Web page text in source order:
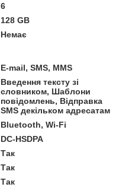
6
128 GB
Немає
E-mail, SMS, MMS
Введення тексту зі
словником, Шаблони
повідомлень, Відправка
SMS декільком адресатам
Bluetooth, Wi-Fi
DC-HSDPA
Так
Так
Так